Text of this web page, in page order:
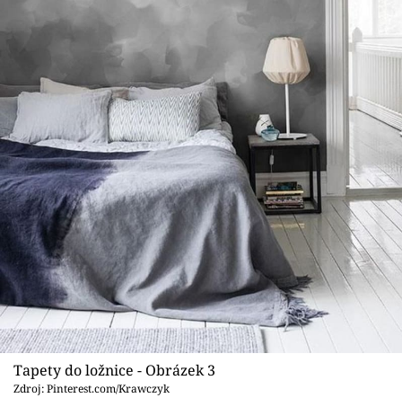
Tapety do ložnice - Obrázek 3
Zdroj: Pinterest.com/Krawczyk